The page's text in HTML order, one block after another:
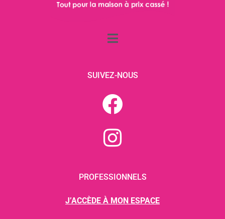
SUIVEZ-NOUS
PROFESSIONNELS
J’ACCÈDE À MON ESPACE